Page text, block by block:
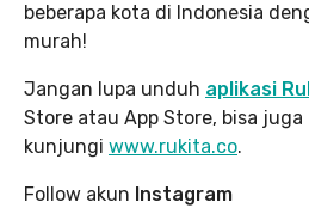
beberapa kota di Indonesia
murah!
Jangan lupa unduh aplikasi
Store atau App Store, bisa
kunjungi www.rukita.co.
Follow akun Instagram